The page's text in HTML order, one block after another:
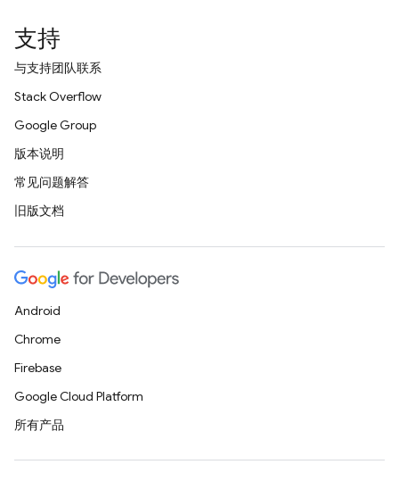
支持
与支持团队联系
Stack Overflow
Google Group
版本说明
常见问题解答
旧版文档
Android
Chrome
Firebase
Google Cloud Platform
所有产品